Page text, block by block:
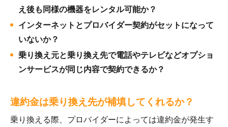
え後も同様の機器をレンタル可能か？
インターネットとプロバイダー契約がセットになって
いないか？
乗り換え元と乗り換え先で電話やテレビなどオプショ
ンサービスが同じ内容で契約できるか？
違約金は乗り換え先が補填してくれるか？
乗り換える際、プロバイダーによっては違約金が発生す